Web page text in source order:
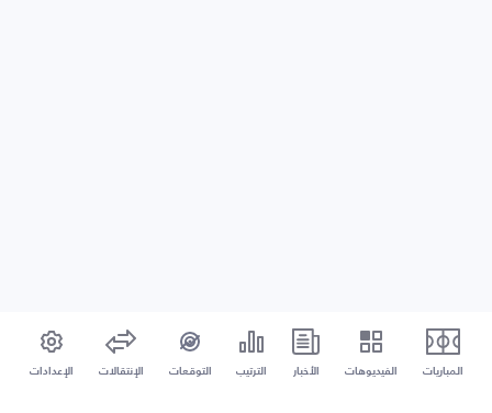
المباريات الفيديوهات الأخبار الترتيب التوقعات الإنتقالات الإعدادات